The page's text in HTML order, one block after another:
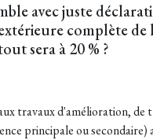
avec juste
complète de
sera à 20 % ?
travaux d'amélioration,
principale ou secondaire)